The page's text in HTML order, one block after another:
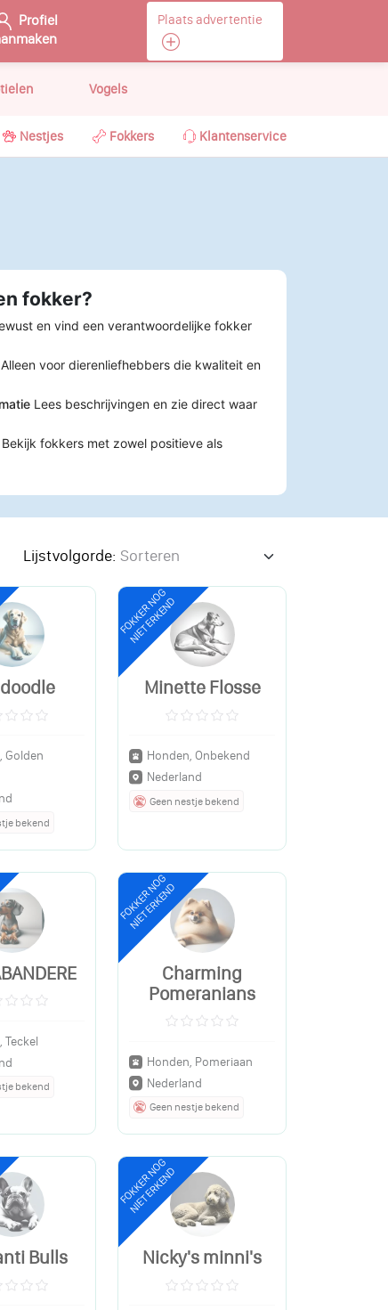
Profiel
Plaats advertentie
Vogels
Nestjes Fokkers Klantenservice
fokker?
en vind een verantwoordelijke fokker
Alleen voor dierenliefhebbers die kwaliteit en
Lees beschrijvingen en zie direct waar
Bekijk fokkers met zowel positieve als
Lijstvolgorde:
Golden
bekend
FOKKER NOG
NIET ERKEND
Minette Flosse
Honden, Onbekend
Nederland
Geen nestje bekend
Teckel
bekend
FOKKER NOG
NIET ERKEND
Charming
Pomeranians
Honden, Pomeriaan
Nederland
Geen nestje bekend
Bulls
FOKKER NOG
NIET ERKEND
Nicky's minni's